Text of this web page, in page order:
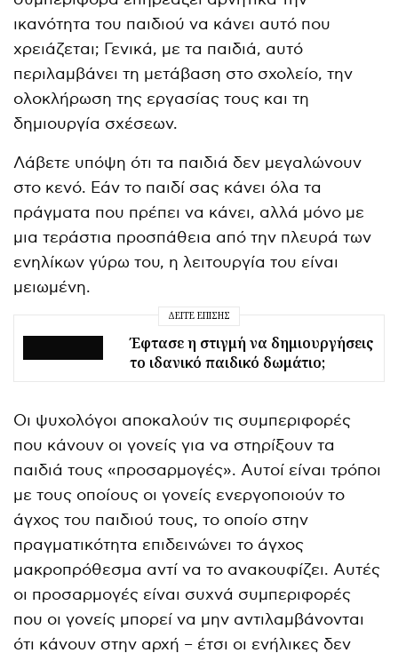
ικανότητα του παιδιού να κάνει αυτό που
χρειάζεται; Γενικά, με τα παιδιά, αυτό
περιλαμβάνει τη μετάβαση στο σχολείο, την
ολοκλήρωση της εργασίας τους και τη
δημιουργία σχέσεων.
Λάβετε υπόψη ότι τα παιδιά δεν μεγαλώνουν
στο κενό. Εάν το παιδί σας κάνει όλα τα
πράγματα που πρέπει να κάνει, αλλά μόνο με
μια τεράστια προσπάθεια από την πλευρά των
ενηλίκων γύρω του, η λειτουργία του είναι
μειωμένη.
ΔΕΊΤΕ ΕΠΊΣΗΣ
Έφτασε η στιγμή να δημιουργήσεις
το ιδανικό παιδικό δωμάτιο;
Οι ψυχολόγοι αποκαλούν τις συμπεριφορές
που κάνουν οι γονείς για να στηρίξουν τα
παιδιά τους «προσαρμογές». Αυτοί είναι τρόποι
με τους οποίους οι γονείς ενεργοποιούν το
άγχος του παιδιού τους, το οποίο στην
πραγματικότητα επιδεινώνει το άγχος
μακροπρόθεσμα αντί να το ανακουφίζει. Αυτές
οι προσαρμογές είναι συχνά συμπεριφορές
που οι γονείς μπορεί να μην αντιλαμβάνονται
ότι κάνουν στην αρχή – έτσι οι ενήλικες δεν